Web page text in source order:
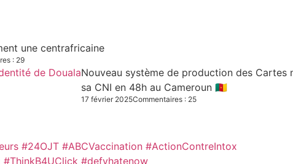
une centrafricaine
: 29
Nouveau système de production des Cartes
sa CNI en 48h au Cameroun 🇨🇲
17 février 2025Commentaires : 25
#24OJT #ABCVaccination #ActionContreIntox
#defyhatenow